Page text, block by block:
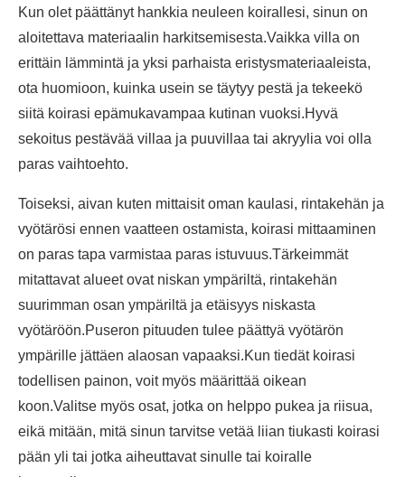
Kun olet päättänyt hankkia neuleen koirallesi, sinun on
aloitettava materiaalin harkitsemisesta.Vaikka villa on
erittäin lämmintä ja yksi parhaista eristysmateriaaleista,
ota huomioon, kuinka usein se täytyy pestä ja tekeekö
siitä koirasi epämukavampaa kutinan vuoksi.Hyvä
sekoitus pestävää villaa ja puuvillaa tai akryylia voi olla
paras vaihtoehto.
Toiseksi, aivan kuten mittaisit oman kaulasi, rintakehän ja
vyötärösi ennen vaatteen ostamista, koirasi mittaaminen
on paras tapa varmistaa paras istuvuus.Tärkeimmät
mitattavat alueet ovat niskan ympäriltä, ​​rintakehän
suurimman osan ympäriltä ja etäisyys niskasta
vyötäröön.Puseron pituuden tulee päättyä vyötärön
ympärille jättäen alaosan vapaaksi.Kun tiedät koirasi
todellisen painon, voit myös määrittää oikean
koon.Valitse myös osat, jotka on helppo pukea ja riisua,
eikä mitään, mitä sinun tarvitse vetää liian tiukasti koirasi
pään yli tai jotka aiheuttavat sinulle tai koiralle